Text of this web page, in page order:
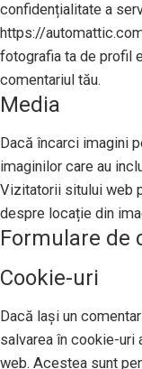
confidențialitate a
https://
fotografia ta de profil
comentariul tău.
Media
Dacă încarci imagini
imaginilor care au
Vizitatorii sitului web
despre locație din
Formulare de
Cookie-uri
Dacă lași un
salvarea în cookie-uri
web. Acestea sunt